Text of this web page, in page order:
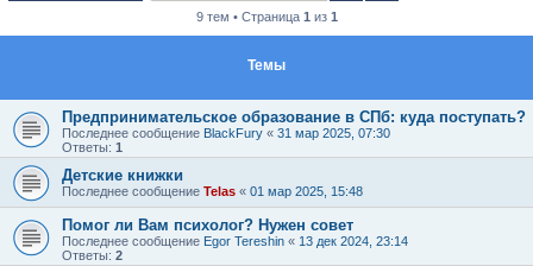
9 тем • Страница 1 из 1
Темы
Предпринимательское образование в СПб: куда поступать?
Последнее сообщение BlackFury « 31 мар 2025, 07:30
Ответы: 1
Детские книжки
Последнее сообщение Telas « 01 мар 2025, 15:48
Помог ли Вам психолог? Нужен совет
Последнее сообщение Egor Tereshin « 13 дек 2024, 23:14
Ответы: 2